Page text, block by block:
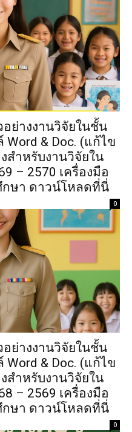
ย่างงานวิจัยในชั้น
Word & Doc. (แก้ไข
สำหรับงานวิจัยใน
– 2570 เครื่องมือ
ษา ดาวน์โหลดที่นี่
0
ย่างงานวิจัยในชั้น
Word & Doc. (แก้ไข
สำหรับงานวิจัยใน
– 2569 เครื่องมือ
ษา ดาวน์โหลดที่นี่
0